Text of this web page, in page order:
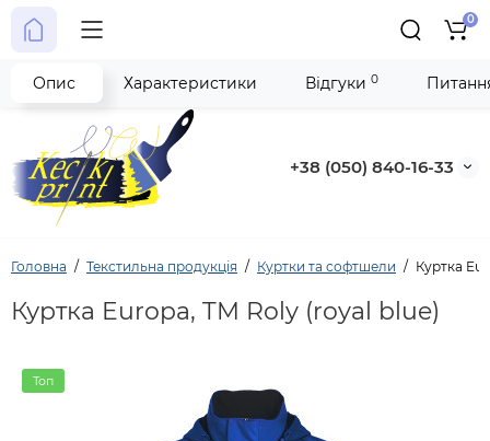
+38 (050) 840-16-33
0
Головна Текстильна продукція Куртки та софтшели Куртка
Куртка Europa, TM Roly (royal blue)
Топ
Опис Характеристики Відгуки 0